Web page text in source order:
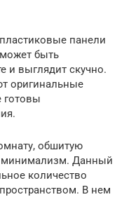
панели
быть
и выглядит скучно.
оригинальные
готовы
обшитую
минимализм. Данный
количество
В нем